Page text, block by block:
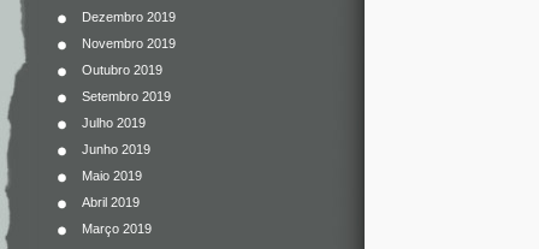
Dezembro 2019
Novembro 2019
Outubro 2019
Setembro 2019
Julho 2019
Junho 2019
Maio 2019
Abril 2019
Março 2019